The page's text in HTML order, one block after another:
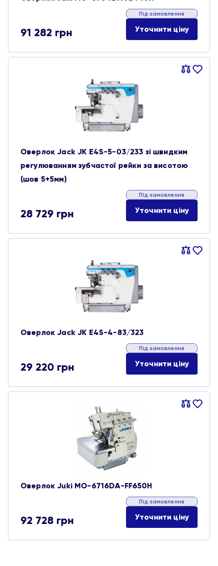
91 282 грн
Під замовлення
Уточнити ціну
Порівняти
В
Оверлок Jack JK E4S-5-03/233 зі швидким
регулюванням зубчастої рейки за висотою
(шов 5+5мм)
28 729 грн
Під замовлення
Уточнити ціну
Порівняти
В
Оверлок Jack JK E4S-4-83/323
29 220 грн
Під замовлення
Уточнити ціну
Порівняти
В
Оверлок Juki MO-6716DA-FF650H
92 728 грн
Під замовлення
Уточнити ціну